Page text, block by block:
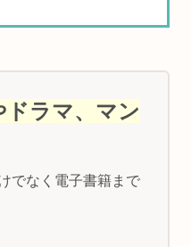
ドラマ、マン
でなく電子書籍まで